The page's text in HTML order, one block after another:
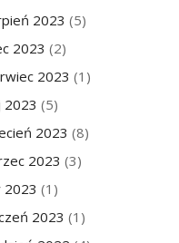
2023 (5)
2023 (2)
2023 (1)
2023 (5)
2023 (8)
2023 (3)
2023 (1)
2023 (1)